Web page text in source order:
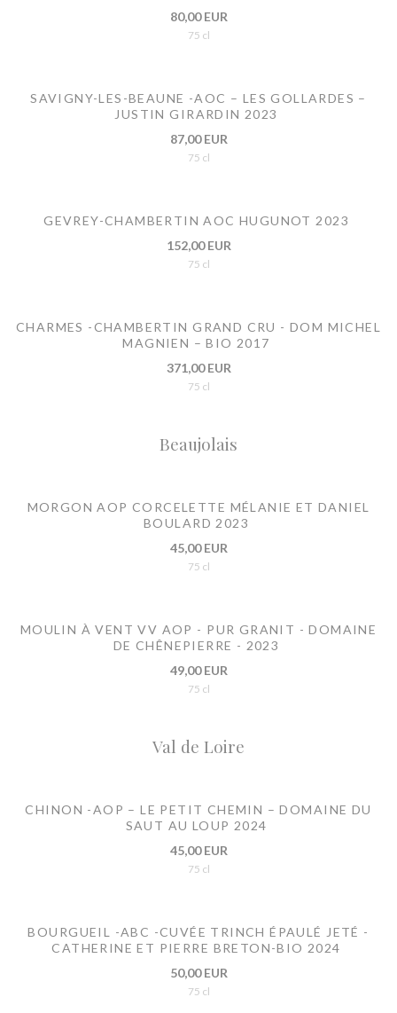
80,00 EUR
75 cl
SAVIGNY-LES-BEAUNE -AOC – LES GOLLARDES –
JUSTIN GIRARDIN 2023
87,00 EUR
75 cl
GEVREY-CHAMBERTIN AOC HUGUNOT 2023
152,00 EUR
75 cl
CHARMES -CHAMBERTIN GRAND CRU - DOM MICHEL
MAGNIEN – BIO 2017
371,00 EUR
75 cl
Beaujolais
MORGON AOP CORCELETTE MÉLANIE ET DANIEL
BOULARD 2023
45,00 EUR
75 cl
MOULIN À VENT VV AOP - PUR GRANIT - DOMAINE
DE CHÊNEPIERRE - 2023
49,00 EUR
75 cl
Val de Loire
CHINON -AOP – LE PETIT CHEMIN – DOMAINE DU
SAUT AU LOUP 2024
45,00 EUR
75 cl
BOURGUEIL -ABC -CUVÉE TRINCH ÉPAULÉ JETÉ -
CATHERINE ET PIERRE BRETON-BIO 2024
50,00 EUR
75 cl